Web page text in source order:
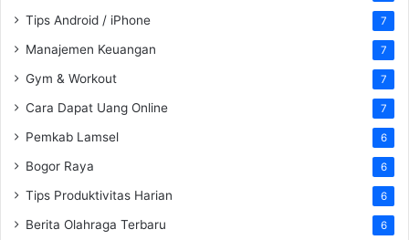
Tips Android / iPhone 7
Manajemen Keuangan 7
Gym & Workout 7
Cara Dapat Uang Online 7
Pemkab Lamsel 6
Bogor Raya 6
Tips Produktivitas Harian 6
Berita Olahraga Terbaru 6